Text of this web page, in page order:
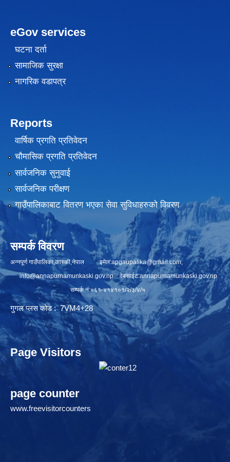
eGov services
घटना दर्ता
सामाजिक सुरक्षा
नागरिक वडापत्र
Reports
वार्षिक प्रगति प्रतिवेदन
चौमासिक प्रगति प्रतिवेदन
सार्वजनिक सुनुवाई
सार्वजनिक परीक्षण
गाउँपालिकाबाट वितरण भएका सेवा सुविधाहरुको विवरण
सम्पर्क विवरण
अन्नपूर्ण गाउँपालिका,कास्की,नेपाल इमेल:apgaupalika@gmail.com,
info@annapurnamunkaski.gov.npवेबसाईट:annapurnamunkaski.gov.np
सम्पर्क नं:०६१-४१४१०१/२/३/४/५
गुगल प्लस कोड : 7VM4+28
Page Visitors
page counter
www.freevisitorcounters